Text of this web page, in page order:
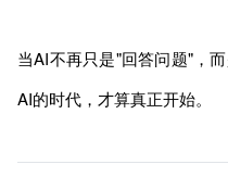
当AI不再只是"回答问题"，
AI的时代，才算真正开始。